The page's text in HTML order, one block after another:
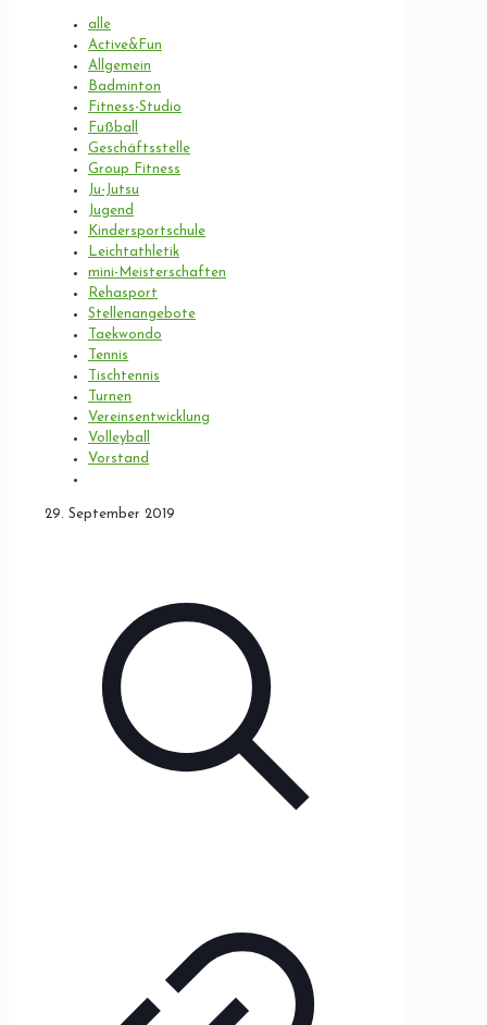
alle
Active&Fun
Allgemein
Badminton
Fitness-Studio
Fußball
Geschäftsstelle
Group Fitness
Ju-Jutsu
Jugend
Kindersportschule
Leichtathletik
mini-Meisterschaften
Rehasport
Stellenangebote
Taekwondo
Tennis
Tischtennis
Turnen
Vereinsentwicklung
Volleyball
Vorstand
29. September 2019